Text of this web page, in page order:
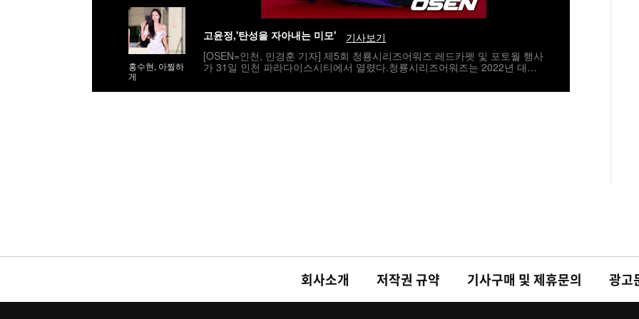
홍수현, 아찔하
게
고윤정,'탄성을 자아내는 미모'
기사보기
[OSEN=인천, 민경훈 기자] 제5회 청룡시리즈어워즈 레드카펫 및 포토월 행사
가 31일 인천 파라다이스시티에서 열렸다.청룡시리즈어워즈는 2022년 대한
사회는 전현무와 임윤아로 5년 연속 호흡을 맞춘다.배우 고윤정이 레드카펫을
회사소개 저작권 규약 기사구매 및 제휴문의 광고